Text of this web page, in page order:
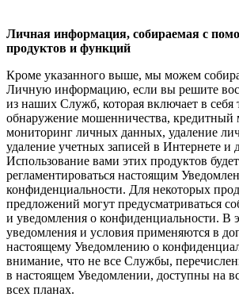
Личная информация, собираемая с
продуктов и функций
Кроме указанного выше, мы можем
Личную информацию, если вы решите
из наших Служб, которая включает в себя
обнаружение мошенничества, кредитный
мониторинг личных данных, удаление
удаление учетных записей в Интернете и
Использование вами этих продуктов будет
регламентироваться настоящим
конфиденциальности. Для некоторых
предложений могут предусматриваться
и уведомления о конфиденциальности. В
уведомления и условия применяются в
настоящему Уведомлению о
внимание, что не все Службы,
в настоящем Уведомлении, доступны на
всех планах.